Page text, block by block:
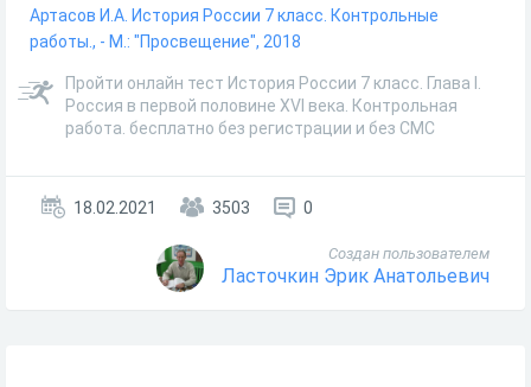
Артасов И.А. История России 7 класс. Контрольные
работы., - М.: "Просвещение", 2018
Пройти онлайн тест История России 7 класс. Глава I.
Россия в первой половине XVI века. Контрольная
работа. бесплатно без регистрации и без СМС
18.02.2021 3503 0
Создан пользователем
Ласточкин Эрик Анатольевич